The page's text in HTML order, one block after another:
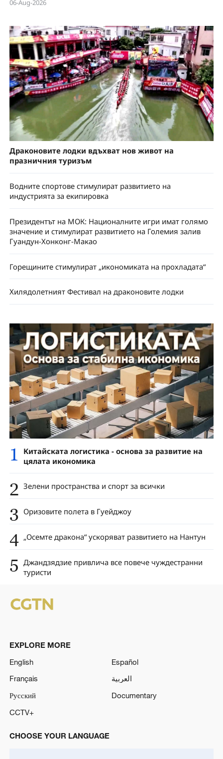
06-Aug-2026
Драконовите лодки вдъхват нов живот на
празничния туризъм
Водните спортове стимулират развитието на
индустрията за екипировка
Президентът на МОК: Националните игри имат голямо
значение и стимулират развитието на Големия залив
Гуандун-Хонконг-Макао
Горещините стимулират „икономиката на прохладата“
Хилядолетният Фестивал на драконовите лодки
1
Китайската логистика - основа за развитие на
цялата икономика
2 Зелени пространства и спорт за всички
3 Оризовите полета в Гуейджоу
4 „Осемте дракона“ ускоряват развитието на Нантун
5 Джандзядзие привлича все повече чуждестранни
туристи
EXPLORE MORE
English
Español
Français
العربية
Русский
Documentary
CCTV+
CHOOSE YOUR LANGUAGE